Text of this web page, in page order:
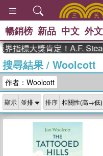
暢銷榜 新品 中文 外文
指標大獎肯定！A.F.
搜尋結果/ Woolcott
作者：Woolcott
顯示 排序